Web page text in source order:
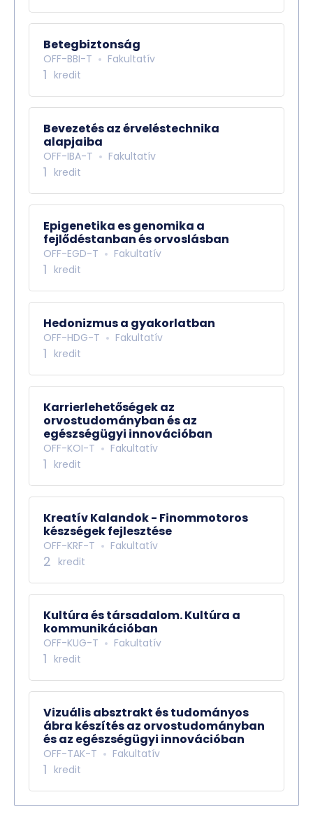
Betegbiztonság
OFF-BBI-T Fakultatív
1 kredit
Bevezetés az érveléstechnika
alapjaiba
OFF-IBA-T Fakultatív
1 kredit
Epigenetika es genomika a
fejlődéstanban és orvoslásban
OFF-EGD-T Fakultatív
1 kredit
Hedonizmus a gyakorlatban
OFF-HDG-T Fakultatív
1 kredit
Karrierlehetőségek az
orvostudományban és az
egészségügyi innovációban
OFF-KOI-T Fakultatív
1 kredit
Kreatív Kalandok - Finommotoros
készségek fejlesztése
OFF-KRF-T Fakultatív
2 kredit
Kultúra és társadalom. Kultúra a
kommunikációban
OFF-KUG-T Fakultatív
1 kredit
Vizuális absztrakt és tudományos
ábra készítés az orvostudományban
és az egészségügyi innovációban
OFF-TAK-T Fakultatív
1 kredit